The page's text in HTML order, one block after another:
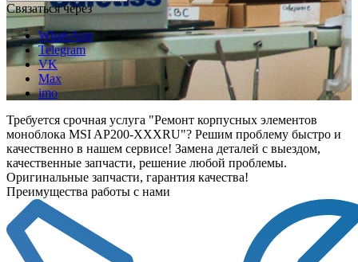
Связаться через
WhatsApp
Telegram
VK
Max
imo
Требуется срочная услуга "Ремонт корпусных элементов
моноблока MSI AP200-XXXRU"? Решим проблему быстро и
качественно в нашем сервисе! Замена деталей с выездом,
качественные запчасти, решение любой проблемы.
Оригинальные запчасти, гарантия качества!
Преимущества работы с нами